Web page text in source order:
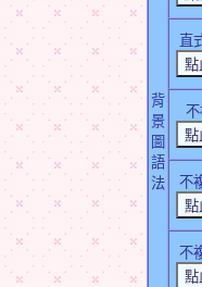
背
景
圖
語
法
直
不
不